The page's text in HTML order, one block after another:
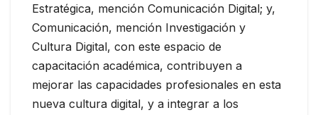
Estratégica, mención Comunicación Digital; y,
Comunicación, mención Investigación y
Cultura Digital, con este espacio de
capacitación académica, contribuyen a
mejorar las capacidades profesionales en esta
nueva cultura digital, y a integrar a los